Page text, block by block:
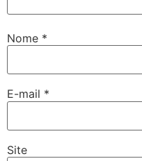
Nome *
E-mail *
Site